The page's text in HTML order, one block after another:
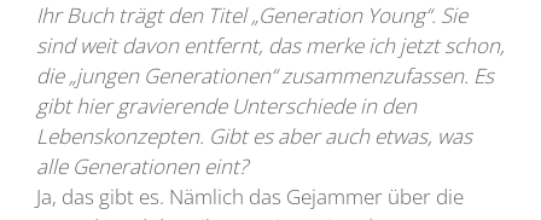
Ihr Buch trägt den Titel „Generation Young“. Sie
sind weit davon entfernt, das merke ich jetzt schon,
die „jungen Generationen“ zusammenzufassen. Es
gibt hier gravierende Unterschiede in den
Lebenskonzepten. Gibt es aber auch etwas, was
alle Generationen eint?
Ja, das gibt es. Nämlich das Gejammer über die